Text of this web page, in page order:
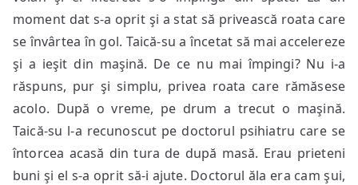
moment dat s-a oprit şi a stat să privească roata care
se învârtea în gol. Taică-su a încetat să mai accelereze
şi a ieşit din maşină. De ce nu mai împingi? Nu i-a
răspuns, pur şi simplu, privea roata care rămăsese
acolo. După o vreme, pe drum a trecut o maşină.
Taică-su l-a recunoscut pe doctorul psihiatru care se
întorcea acasă din tura de după masă. Erau prieteni
buni şi el s-a oprit să-i ajute. Doctorul ăla era cam şui,